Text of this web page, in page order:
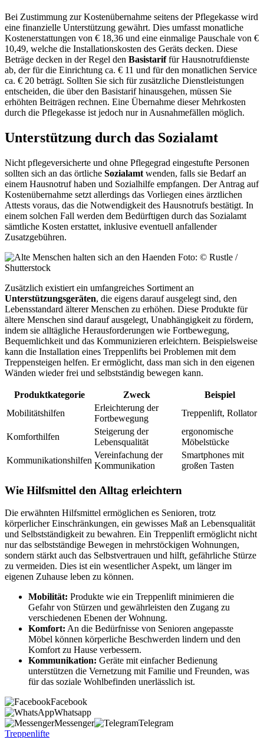
Bei Zustimmung zur Kostenübernahme seitens der Pflegekasse wird
eine finanzielle Unterstützung gewährt. Dies umfasst monatliche
Kostenerstattungen von € 18,36 und eine einmalige Pauschale von €
10,49, welche die Installationskosten des Geräts decken. Diese
Beträge decken in der Regel den Basistariffür Hausnotrufdienste
ab, der für die Einrichtung ca. € 11 und für den monatlichen Service
ca. € 20 beträgt. Sollten Sie sich für zusätzliche Dienstleistungen
entscheiden, die über den Basistarif hinausgehen, müssen Sie
erhöhten Beiträgen rechnen. Eine Übernahme dieser Mehrkosten
durch die Pflegekasse ist jedoch nur in Ausnahmefällen möglich.
Unterstützung durch das Sozialamt
Nicht pflegeversicherte und ohne Pflegegrad eingestufte Personen
sollten sich an das örtliche Sozialamt wenden, falls sie Bedarf an
einem Hausnotruf haben und Sozialhilfe empfangen. Der Antrag auf
Kostenübernahme setzt allerdings das Vorliegen eines ärztlichen
Attests voraus, das die Notwendigkeit des Hausnotrufs bestätigt. In
einem solchen Fall werden dem Bedürftigen durch das Sozialamt
sämtliche Kosten erstattet, inklusive eventuell anfallender
Zusatzgebühren.
Foto: © Rustle /
Shutterstock
Zusätzlich existiert ein umfangreiches Sortiment an
Unterstützungsgeräten, die eigens darauf ausgelegt sind, den
Lebensstandard älterer Menschen zu erhöhen. Diese Produkte für
ältere Menschen sind darauf ausgelegt, Unabhängigkeit zu fördern,
indem sie alltägliche Herausforderungen wie Fortbewegung,
Bequemlichkeit und das Kommunizieren erleichtern. Beispielsweise
kann die Installation eines Treppenlifts bei Problemen mit dem
Treppensteigen helfen. Er ermöglicht, dass man sich in den eigenen
Wänden wieder frei und selbstständig bewegen kann.
Produktkategorie Zweck
Beispiel
Mobilitätshilfen
Erleichterung der
Fortbewegung
Treppenlift, Rollator
Komforthilfen
Steigerung der
Lebensqualität
ergonomische
Möbelstücke
Kommunikationshilfen
Vereinfachung der
Kommunikation
Smartphones mit
großen Tasten
Wie Hilfsmittel den Alltag erleichtern
Die erwähnten Hilfsmittel ermöglichen es Senioren, trotz
körperlicher Einschränkungen, ein gewisses Maß an Lebensqualität
und Selbstständigkeit zu bewahren. Ein Treppenlift ermöglicht nicht
nur das selbstständige Bewegen in mehrstöckigen Wohnungen,
sondern stärkt auch das Selbstvertrauen und hilft, gefährliche Stürze
zu vermeiden. Dies ist ein wesentlicher Aspekt, um länger im
eigenen Zuhause leben zu können.
Mobilität: Produkte wie ein Treppenlift minimieren die
Gefahr von Stürzen und gewährleisten den Zugang zu
verschiedenen Ebenen der Wohnung.
Komfort: An die Bedürfnisse von Senioren angepasste
Möbel können körperliche Beschwerden lindern und den
Komfort zu Hause verbessern.
Kommunikation: Geräte mit einfacher Bedienung
unterstützen die Vernetzung mit Familie und Freunden, was
für das soziale Wohlbefinden unerlässlich ist.
Facebook
Whatsapp
Messenger
Telegram
Treppenlifte